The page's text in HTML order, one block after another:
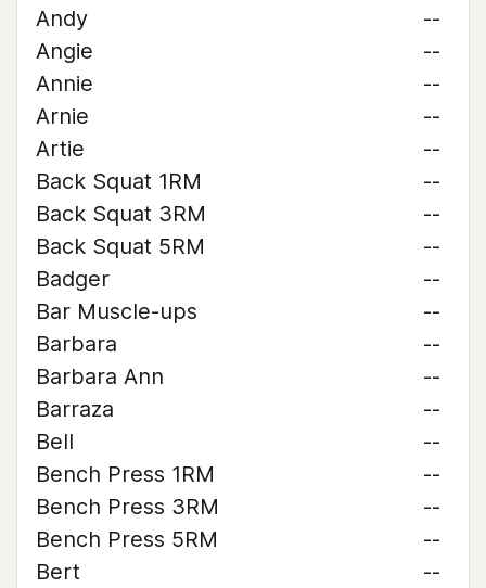
Andy
--
Angie
--
Annie
--
Arnie
--
Artie
--
Back Squat 1RM
--
Back Squat 3RM
--
Back Squat 5RM
--
Badger
--
Bar Muscle-ups
--
Barbara
--
Barbara Ann
--
Barraza
--
Bell
--
Bench Press 1RM
--
Bench Press 3RM
--
Bench Press 5RM
--
Bert
--